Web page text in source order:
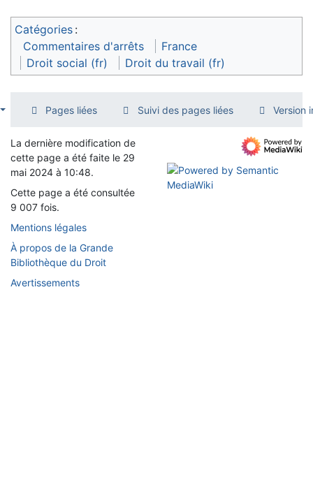
Catégories :
Commentaires d'arrêts
France
Droit social (fr)
Droit du travail (fr)
Pages liées Suivi des pages liées Version
La dernière modification de
cette page a été faite le 29
mai 2024 à 10:48.
Cette page a été consultée
9 007 fois.
Mentions légales
À propos de la Grande
Bibliothèque du Droit
Avertissements